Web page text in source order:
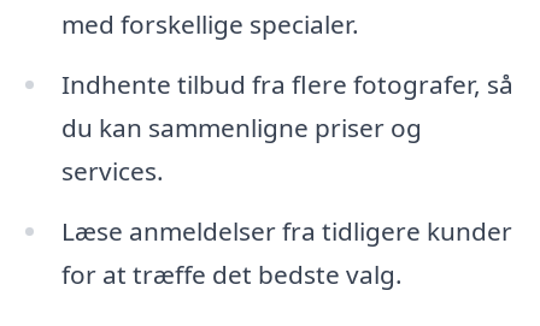
med forskellige specialer.
Indhente tilbud fra flere fotografer, så
du kan sammenligne priser og
services.
Læse anmeldelser fra tidligere kunder
for at træffe det bedste valg.